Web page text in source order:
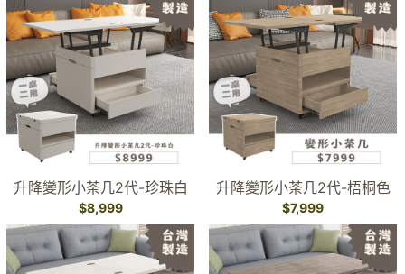
升降變形小茶几2代-珍珠白
$8,999
升降變形小茶几2代-梧桐色
$7,999